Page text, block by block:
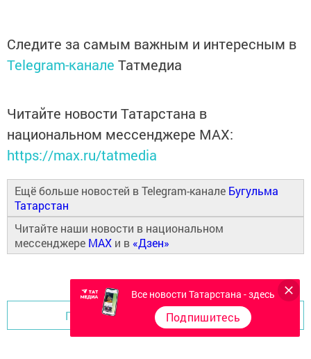
Следите за самым важным и интересным в
Telegram-канале Татмедиа
Читайте новости Татарстана в
национальном мессенджере MАХ:
https://max.ru/tatmedia
Ещё больше новостей в Telegram-канале Бугульма
Татарстан
Читайте наши новости в национальном
мессенджере MAX и в «Дзен»
Перейти на страницу новости
Все новости Татарстана - здесь
Подпишитесь